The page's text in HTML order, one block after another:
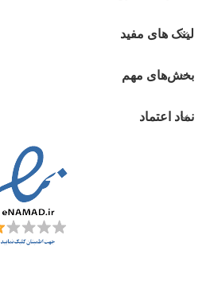
لینک های مفید
بخش‌های مهم
نماد اعتماد